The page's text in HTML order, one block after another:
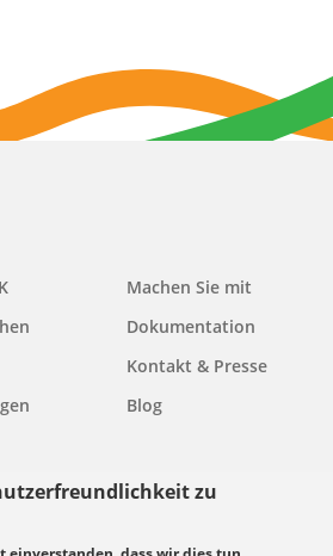
zu
Machen Sie mit
Dokumentation
Kontakt & Presse
Blog